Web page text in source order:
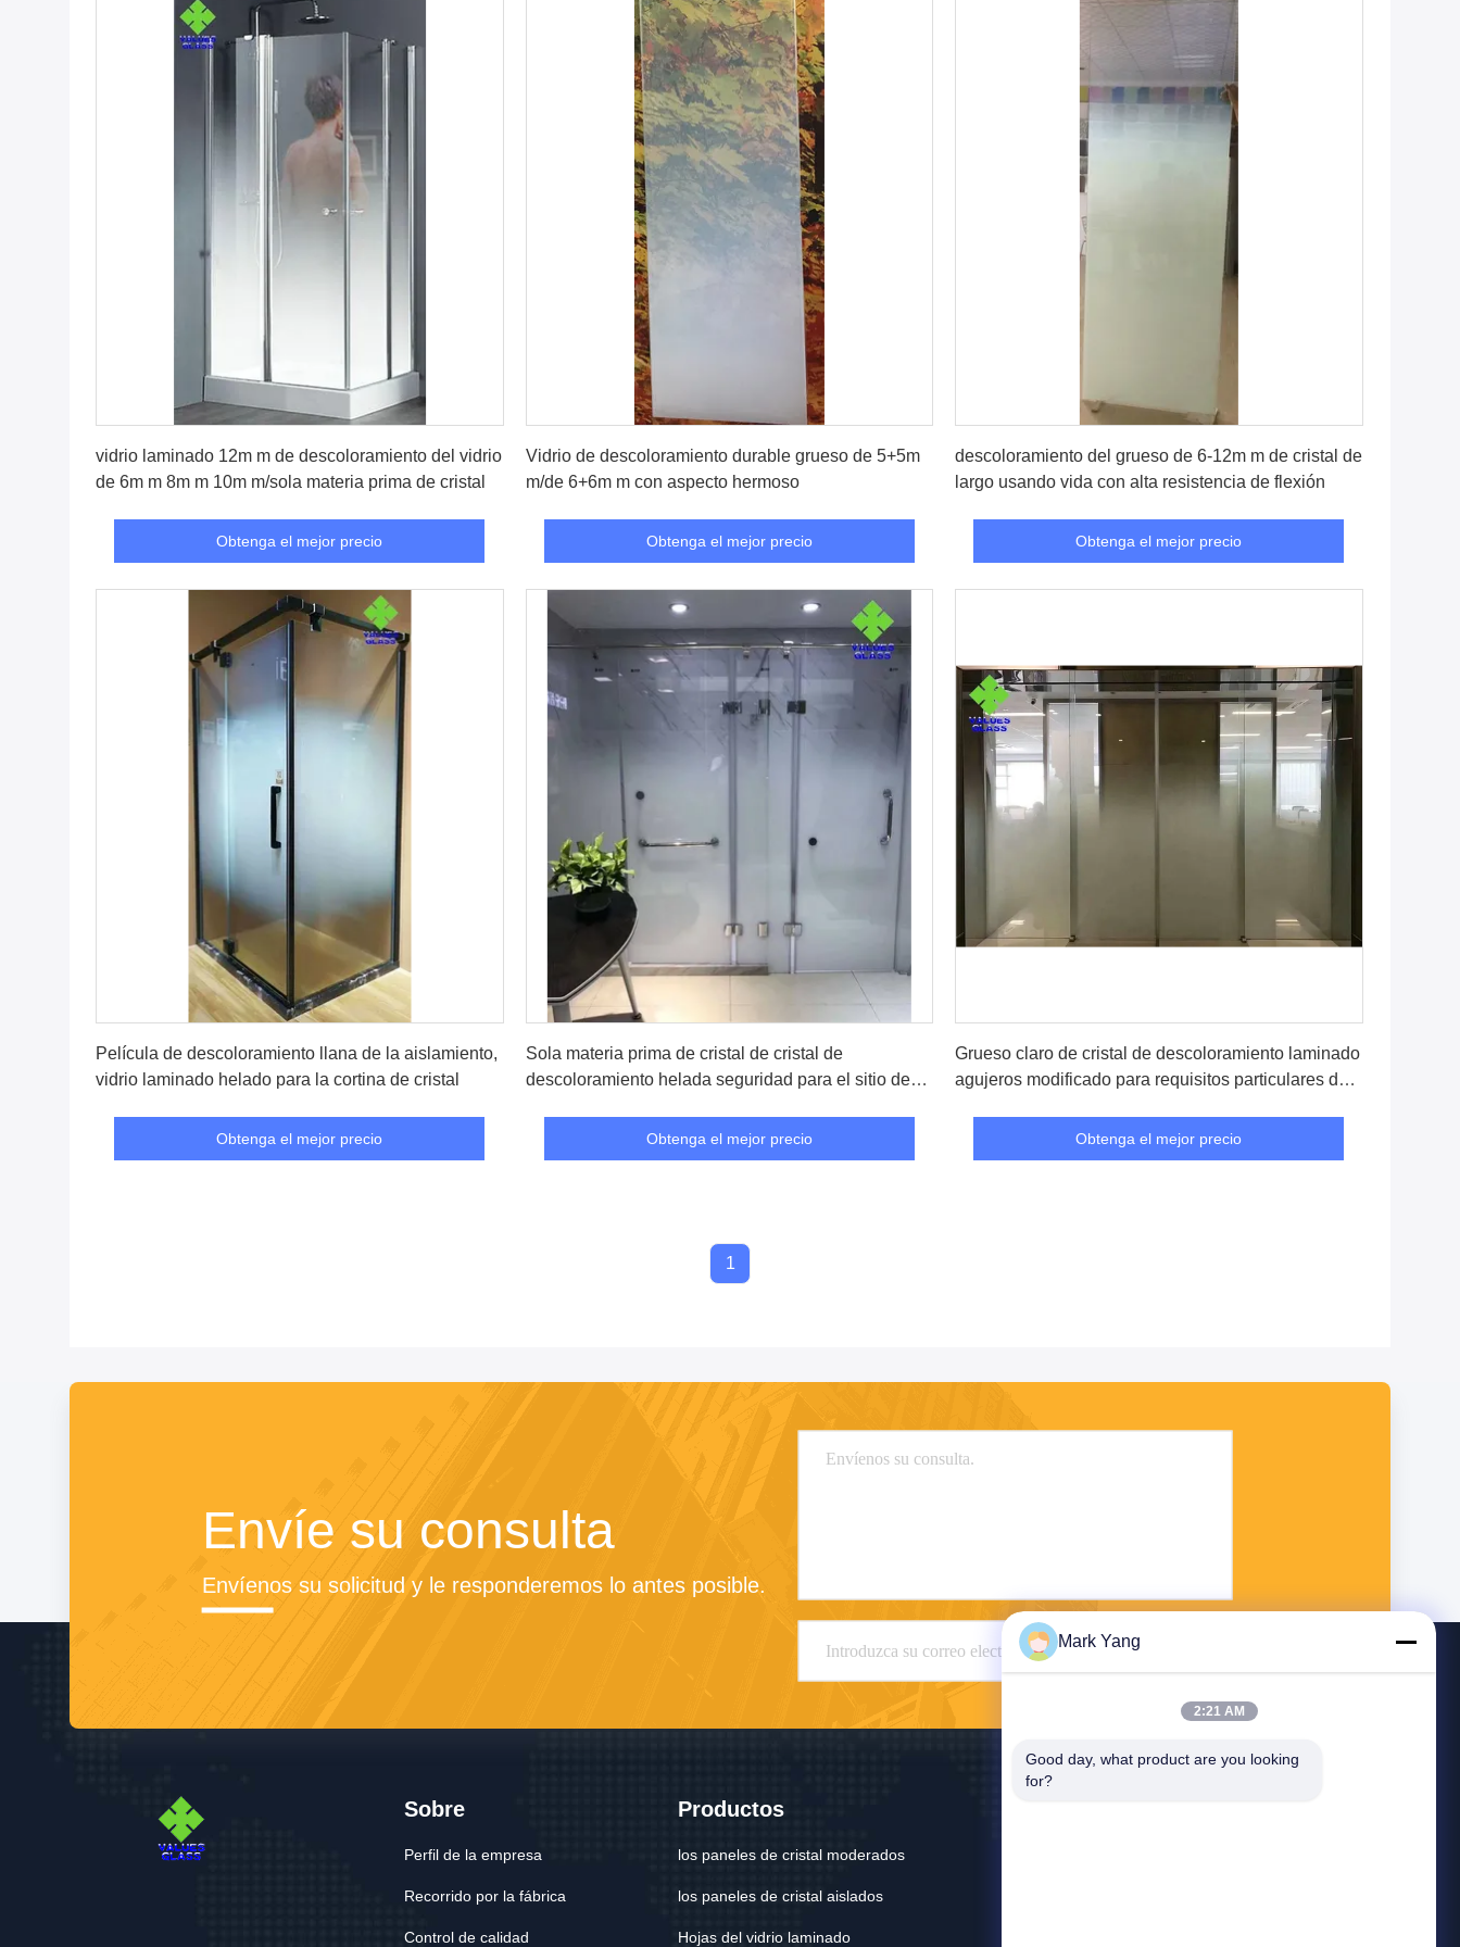
vidrio laminado 12m m de descoloramiento del vidrio
de 6m m 8m m 10m m/sola materia prima de cristal
Obtenga el mejor precio
Vidrio de descoloramiento durable grueso de 5+5m
m/de 6+6m m con aspecto hermoso
Obtenga el mejor precio
descoloramiento del grueso de 6-12m m de cristal de
largo usando vida con alta resistencia de flexión
Obtenga el mejor precio
Película de descoloramiento llana de la aislamiento,
vidrio laminado helado para la cortina de cristal
Obtenga el mejor precio
Sola materia prima de cristal de cristal de
descoloramiento helada seguridad para el sitio de
Obtenga el mejor precio
Grueso claro de cristal de descoloramiento laminado
agujeros modificado para requisitos particulares del
Obtenga el mejor precio
1
Envíe su consulta
Envíenos su solicitud y le responderemos lo antes posible.
Envío
Sobre
Perfil de la empresa
Recorrido por la fábrica
Control de calidad
Productos
los paneles de cristal moderados
los paneles de cristal aislados
Hojas del vidrio laminado
Mark Yang
2:21 AM
Good day, what product are you looking
for?